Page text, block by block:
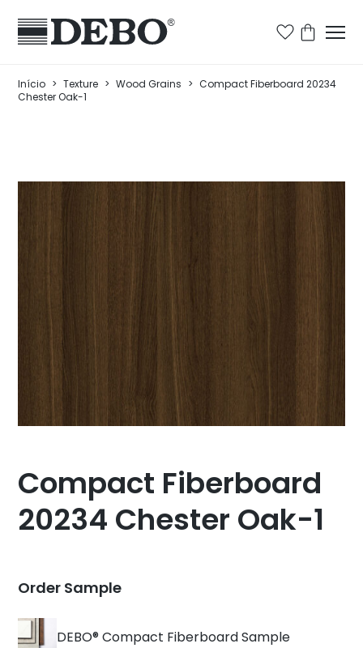
Início > Texture > Wood Grains > Compact Fiberboard 20234
Chester Oak-1
Compact Fiberboard
20234 Chester Oak-1
Order Sample
DEBO® Compact Fiberboard Sample